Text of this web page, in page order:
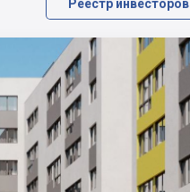
Реестр инвесторов